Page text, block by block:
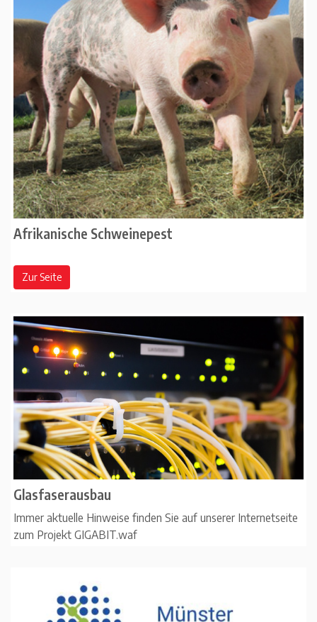
Afrikanische Schweinepest
Zur Seite
Glasfaserausbau
Immer aktuelle Hinweise finden Sie auf unserer Internetseite
zum Projekt GIGABIT.waf